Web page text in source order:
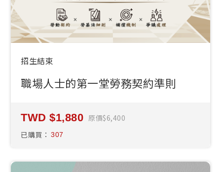
招生結束
職場人士的第一堂勞務契約準則
1,880 原價 6,400
已購買： 307